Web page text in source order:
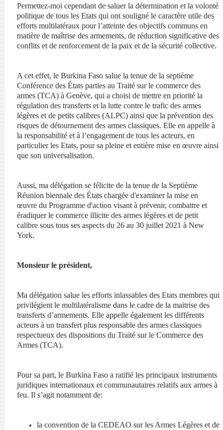
Permettez-moi cependant de saluer la détermination et la volonté
politique de tous les Etats qui ont souligné le caractère utile des
efforts multilatéraux pour l’atteinte des objectifs communs en
matière de maîtrise des armements, de réduction significative des
conflits et de renforcement de la paix et de la sécurité collective.
A cet effet, le Burkina Faso salue la tenue de la septième
Conférence des États parties au Traité sur le commerce des
armes (TCA) à Genève, qui a choisi de mettre en priorité la
régulation des transferts et la lutte contre le trafic des armes
légères et de petits calibres (ALPC) ainsi que la prévention des
risques de détournement des armes classiques. Elle en appelle à
la responsabilité et à l’engagement de tous les acteurs, en
particulier les Etats, pour sa pleine et entière mise en œuvre ainsi
que son universalisation.
Aussi, ma délégation se félicite de la tenue de la Septième
Réunion biennale des États chargée d'examiner la mise en
œuvre du Programme d'action visant à prévenir, combattre et
éradiquer le commerce illicite des armes légères et de petit
calibre sous tous ses aspects du 26 au 30 juillet 2021 à New
York.
Monsieur le président,
Ma délégation salue les efforts inlassables des Etats membres qui
privilégient le multilatéralisme dans le cadre de la maitrise des
transferts d’armements. Elle appelle également les différents
acteurs à un transfert plus responsable des armes classiques
respectueux des dispositions du Traité sur le Commerce des
Armes (TCA).
Pour sa part, le Burkina Faso a ratifié les principaux instruments
juridiques internationaux et communautaires relatifs aux armes à
feu. Il s’agit notamment de:
la convention de la CEDEAO sur les Armes Légères et de